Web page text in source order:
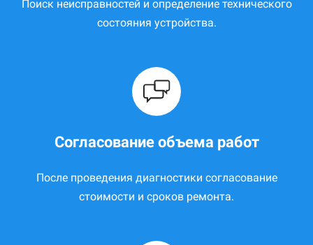
Поиск неисправностей и определение технического
состояния устройства.
Согласование объема работ
После проведения диагностики согласование
стоимости и сроков ремонта.